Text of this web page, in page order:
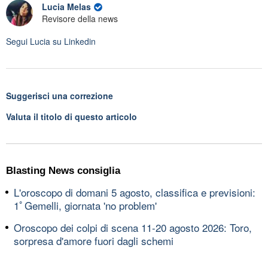
Lucia Melas
Revisore della news
Segui Lucia su Linkedin
Suggerisci una correzione
Valuta il titolo di questo articolo
Blasting News consiglia
L'oroscopo di domani 5 agosto, classifica e previsioni:
1ﾟGemelli, giornata 'no problem'
Oroscopo dei colpi di scena 11-20 agosto 2026: Toro,
sorpresa d'amore fuori dagli schemi